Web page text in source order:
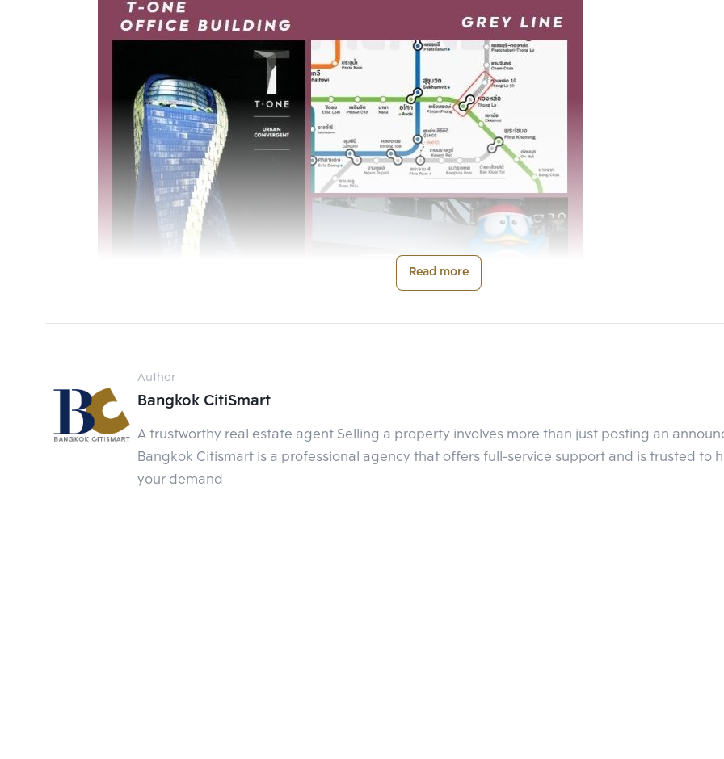
ล่าสุดการพัฒนาใหม่ในซอยทองหล่อที่ได้ชมกันอยู่บริเวณสุขุวิมฝั่งซอยเลขคู่ กับอาคาร T-One Building อาคารสำนักงาน
Read more
Author
Bangkok CitiSmart
A trustworthy real estate agent Selling a property involves more than just posting an
Bangkok Citismart is a professional agency that offers full-service support and is trusted to
your demand